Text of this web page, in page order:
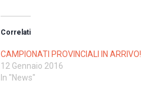
Correlati
CAMPIONATI PROVINCIALI IN ARRIVO!
12 Gennaio 2016
In "News"